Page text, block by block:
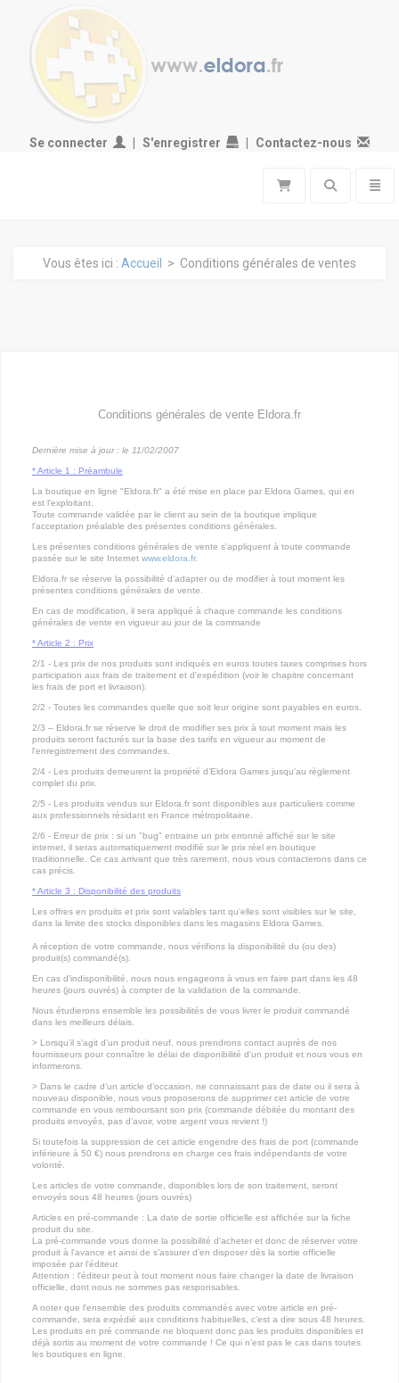
Se connecter S'enregistrer Contactez-nous
Toggle search
Vous êtes ici : Accueil > Conditions générales de ventes
Conditions générales de vente Eldora.fr
Dernière mise à jour : le 11/02/2007
* Article 1 : Préambule
La boutique en ligne "Eldora.fr" a été mise en place par Eldora Games, qui en
est l'exploitant.
Toute commande validée par le client au sein de la boutique implique
l'acceptation préalable des présentes conditions générales.
Les présentes conditions générales de vente s'appliquent à toute commande
passée sur le site Internet www.eldora.fr.
Eldora.fr se réserve la possibilité d'adapter ou de modifier à tout moment les
présentes conditions générales de vente.
En cas de modification, il sera appliqué à chaque commande les conditions
générales de vente en vigueur au jour de la commande
* Article 2 : Prix
2/1 - Les prix de nos produits sont indiqués en euros toutes taxes comprises hors
participation aux frais de traitement et d'expédition (voir le chapitre concernant
les frais de port et livraison).
2/2 - Toutes les commandes quelle que soit leur origine sont payables en euros.
2/3 – Eldora.fr se réserve le droit de modifier ses prix à tout moment mais les
produits seront facturés sur la base des tarifs en vigueur au moment de
l'enregistrement des commandes.
2/4 - Les produits demeurent la propriété d’Eldora Games jusqu'au règlement
complet du prix.
2/5 - Les produits vendus sur Eldora.fr sont disponibles aux particuliers comme
aux professionnels résidant en France métropolitaine.
2/6 - Erreur de prix : si un "bug" entraine un prix erronné affiché sur le site
internet, il seras automatiquement modifié sur le prix réel en boutique
traditionnelle. Ce cas arrivant que très rarement, nous vous contacterons dans ce
cas précis.
* Article 3 : Disponibilité des produits
Les offres en produits et prix sont valables tant qu'elles sont visibles sur le site,
dans la limite des stocks disponibles dans les magasins Eldora Games.
A réception de votre commande, nous vérifions la disponibilité du (ou des)
produit(s) commandé(s).
En cas d'indisponibilité, nous nous engageons à vous en faire part dans les 48
heures (jours ouvrés) à compter de la validation de la commande.
Nous étudierons ensemble les possibilités de vous livrer le produit commandé
dans les meilleurs délais.
> Lorsqu’il s’agit d’un produit neuf, nous prendrons contact auprès de nos
fournisseurs pour connaître le délai de disponibilité d’un produit et nous vous en
informerons.
> Dans le cadre d’un article d’occasion, ne connaissant pas de date ou il sera à
nouveau disponible, nous vous proposerons de supprimer cet article de votre
commande en vous remboursant son prix (commande débitée du montant des
produits envoyés, pas d’avoir, votre argent vous revient !)
Si toutefois la suppression de cet article engendre des frais de port (commande
inférieure à 50 €) nous prendrons en charge ces frais indépendants de votre
volonté.
Les articles de votre commande, disponibles lors de son traitement, seront
envoyés sous 48 heures (jours ouvrés)
Articles en pré-commande : La date de sortie officielle est affichée sur la fiche
produit du site.
La pré-commande vous donne la possibilité d'acheter et donc de réserver votre
produit à l'avance et ainsi de s’assurer d'en disposer dès la sortie officielle
imposée par l'éditeur.
Attention : l'éditeur peut à tout moment nous faire changer la date de livraison
officielle, dont nous ne sommes pas responsables.
A noter que l'ensemble des produits commandés avec votre article en pré-
commande, sera expédié aux conditions habituelles, c’est a dire sous 48 heures.
Les produits en pré commande ne bloquent donc pas les produits disponibles et
déjà sortis au moment de votre commande ! Ce qui n’est pas le cas dans toutes
les boutiques en ligne.